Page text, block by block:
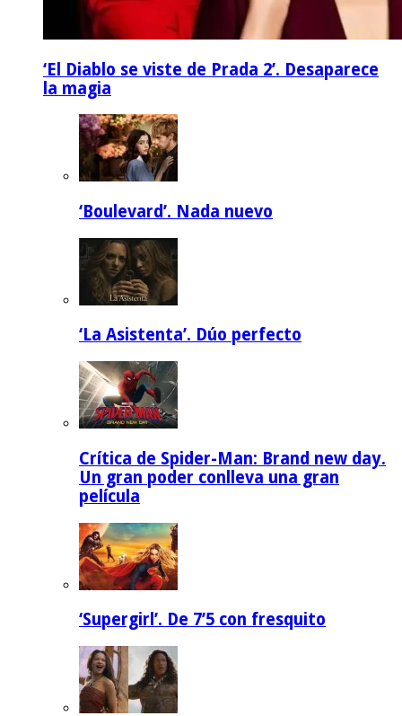
‘El Diablo se viste de Prada 2’. Desaparece
la magia
‘Boulevard’. Nada nuevo
‘La Asistenta’. Dúo perfecto
Crítica de Spider-Man: Brand new day.
Un gran poder conlleva una gran
película
‘Supergirl’. De 7’5 con fresquito